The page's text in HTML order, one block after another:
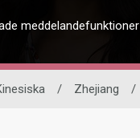
meddelandefunktioner
/ Zhejiang /